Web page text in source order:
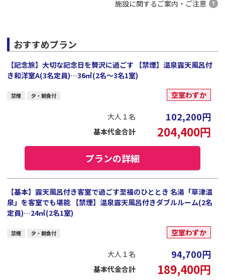
施設に関するご案内・ご注意
おすすめプラン
【記念旅】大切な記念日を贅沢に過ごす 【禁煙】温泉露天風呂付
き和洋室A(3名定員)…36㎡(2名～3名1室)
禁煙 夕・朝食付 空室わずか
大人１名 102,200円
基本代金合計 204,400円
プランの詳細
【基本】露天風呂付き客室で過ごす至福のひととき 名湯「草津温
泉」を客室でも堪能 【禁煙】温泉露天風呂付きダブルルーム(2名
定員)…24㎡(2名1室)
禁煙 夕・朝食付 空室わずか
大人１名 94,700円
基本代金合計 189,400円